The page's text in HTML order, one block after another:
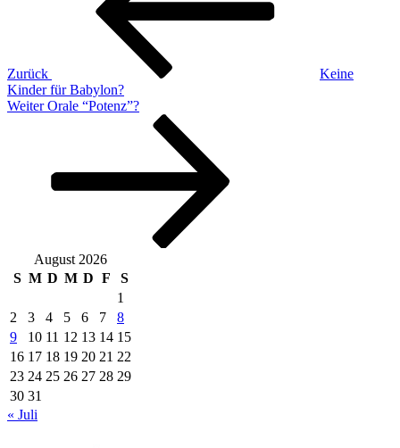
Zurück
Keine
Kinder für Babylon?
Nächster
Weiter Orale “Potenz”?
August 2026
S M D M D F
S
1
2
3 4 5 6 7
8
9
10 11 12 13 14 15
16 17 18 19 20 21 22
23 24 25 26 27 28 29
30 31
« Juli